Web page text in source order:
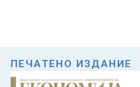
ПЕЧАТЕНО ИЗДАНИЕ